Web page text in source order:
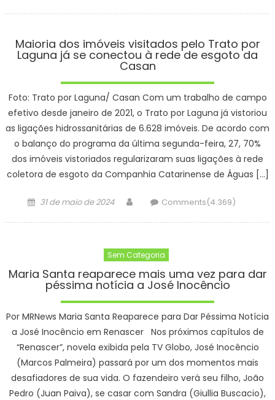
Maioria dos imóveis visitados pelo Trato por
Laguna já se conectou à rede de esgoto da
Casan
Foto: Trato por Laguna/ Casan Com um trabalho de campo
efetivo desde janeiro de 2021, o Trato por Laguna já vistoriou
as ligações hidrossanitárias de 6.628 imóveis. De acordo com
o balanço do programa da última segunda-feira, 27, 70%
dos imóveis vistoriados regularizaram suas ligações à rede
coletora de esgoto da Companhia Catarinense de Águas […]
Posted
31 de maio de 2024 AuthorComments(4.369)
Sem Categoria
Maria Santa reaparece mais uma vez para dar
péssima notícia a José Inocêncio
Por MRNews Maria Santa Reaparece para Dar Péssima Notícia
a José Inocêncio em Renascer Nos próximos capítulos de
“Renascer”, novela exibida pela TV Globo, José Inocêncio
(Marcos Palmeira) passará por um dos momentos mais
desafiadores de sua vida. O fazendeiro verá seu filho, João
Pedro (Juan Paiva), se casar com Sandra (Giullia Buscacio),